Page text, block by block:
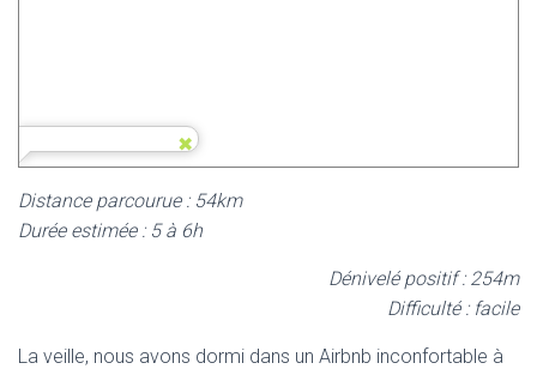
Distance parcourue : 54km
Durée estimée : 5 à 6h
Dénivelé positif : 254m
Difficulté : facile
La veille, nous avons dormi dans un Airbnb inconfortable à